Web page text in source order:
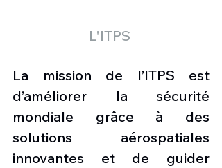
L'ITPS
La mission de l’ITPS est
d’améliorer la sécurité
mondiale grâce à des
solutions aérospatiales
innovantes et de guider